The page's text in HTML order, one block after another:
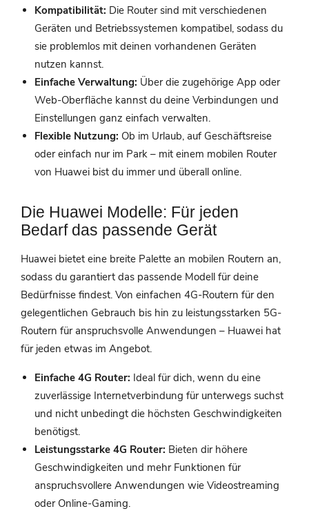
Kompatibilität: Die Router sind mit verschiedenen
Geräten und Betriebssystemen kompatibel, sodass du
sie problemlos mit deinen vorhandenen Geräten
nutzen kannst.
Einfache Verwaltung: Über die zugehörige App oder
Web-Oberfläche kannst du deine Verbindungen und
Einstellungen ganz einfach verwalten.
Flexible Nutzung: Ob im Urlaub, auf Geschäftsreise
oder einfach nur im Park – mit einem mobilen Router
von Huawei bist du immer und überall online.
Die Huawei Modelle: Für jeden
Bedarf das passende Gerät
Huawei bietet eine breite Palette an mobilen Routern an,
sodass du garantiert das passende Modell für deine
Bedürfnisse findest. Von einfachen 4G-Routern für den
gelegentlichen Gebrauch bis hin zu leistungsstarken 5G-
Routern für anspruchsvolle Anwendungen – Huawei hat
für jeden etwas im Angebot.
Einfache 4G Router: Ideal für dich, wenn du eine
zuverlässige Internetverbindung für unterwegs suchst
und nicht unbedingt die höchsten Geschwindigkeiten
benötigst.
Leistungsstarke 4G Router: Bieten dir höhere
Geschwindigkeiten und mehr Funktionen für
anspruchsvollere Anwendungen wie Videostreaming
oder Online-Gaming.